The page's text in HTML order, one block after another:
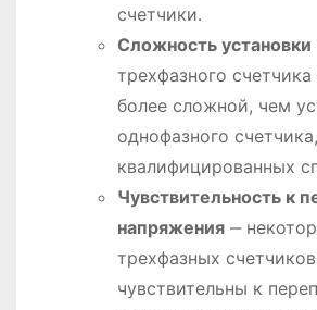
счетчики․
Сложность установки
трехфазного
более сложной, чем
однофазного
квалифицированных
Чувствительность к
напряжения‒
трехфазных
чувствительны к